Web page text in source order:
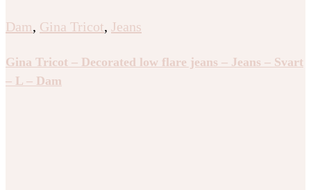
Dam, Gina Tricot, Jeans
Gina Tricot – Decorated low flare jeans – Jeans – Svart
– L – Dam